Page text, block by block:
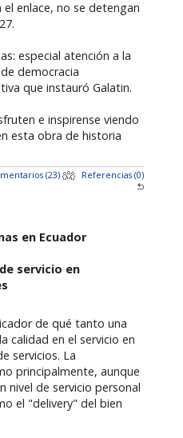
enlace, no se detengan
especial atención a la
democracia
que instauró Galatin.
e inspirense viendo
esta obra de historia
(23) Referencias (0)
en Ecuador
servicio en
de qué tanto una
calidad en el servicio en
servicios. La
principalmente, aunque
nivel de servicio personal
el "delivery" del bien